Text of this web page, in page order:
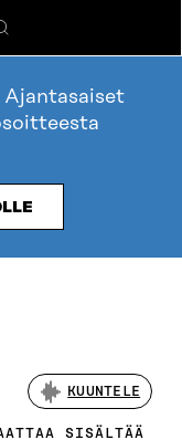
Hae
Ajantasaiset
KUUNTELE
SISÄLTÄÄ